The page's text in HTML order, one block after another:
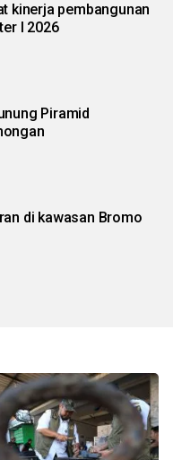
kinerja pembangunan
I 2026
Piramid
di kawasan Bromo